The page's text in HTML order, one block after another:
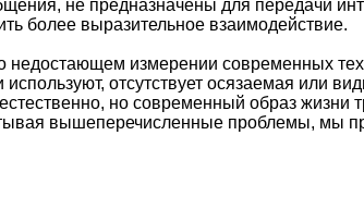
не предназначены для передачи
более выразительное взаимодействие.
измерении современных
отсутствует осязаемая или
но современный образ жизни
вышеперечисленные проблемы, мы